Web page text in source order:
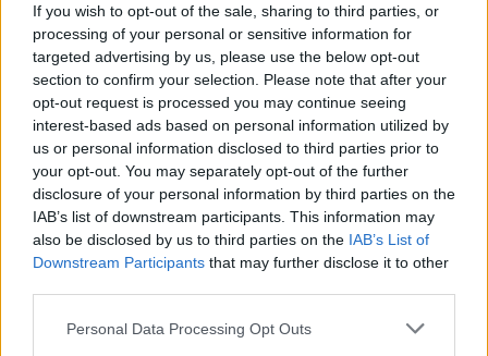
If you wish to opt-out of the sale, sharing to third parties, or
processing of your personal or sensitive information for
targeted advertising by us, please use the below opt-out
section to confirm your selection. Please note that after your
opt-out request is processed you may continue seeing
interest-based ads based on personal information utilized by
us or personal information disclosed to third parties prior to
your opt-out. You may separately opt-out of the further
disclosure of your personal information by third parties on the
IAB’s list of downstream participants. This information may
also be disclosed by us to third parties on the IAB’s List of
Downstream Participants that may further disclose it to other
Please note that this website/app uses one or more Google
Personal Data Processing Opt Outs
SALUD Y ALIMENTACIÓN
del Hongosto